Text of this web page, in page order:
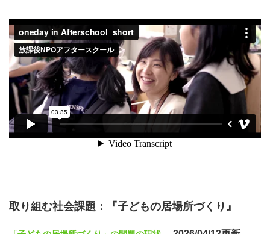
取り組む社会課題：『子どもの居場所づくり』